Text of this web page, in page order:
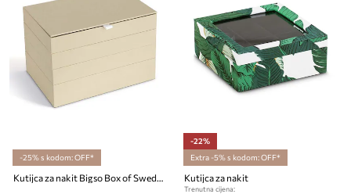
-25% s kodom: OFF*
-22%
Extra -5% s kodom: OFF*
Kutijca za nakit
Trenutna cijena: